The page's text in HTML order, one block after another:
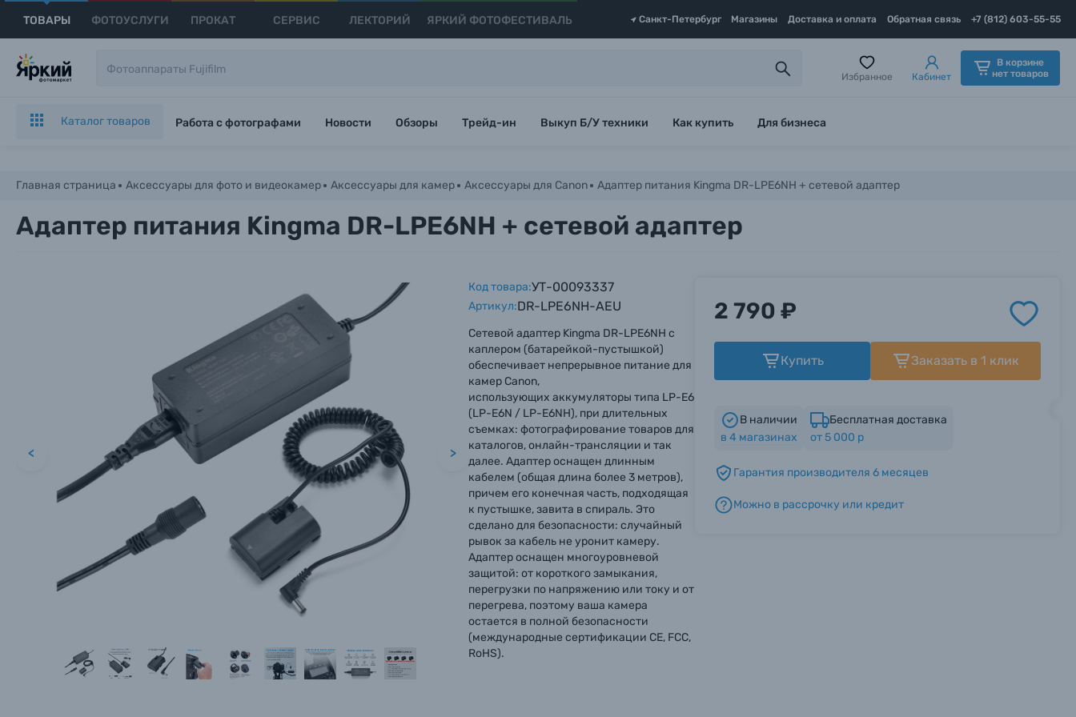
ТОВАРЫ ФОТОУСЛУГИ ПРОКАТ СЕРВИС ЛЕКТОРИЙ ЯРКИЙ ФОТОФЕСТИВАЛЬ Санкт-Петербург Магазины Доставка и оплата Обратная связь +7 (812) 603-55-55
Избранное Кабинет
В корзине
нет товаров
Каталог товаров Работа с фотографами Новости Обзоры Трейд-ин Выкуп Б/У техники Как купить Для бизнеса
Главная страница Аксессуары для фото и видеокамер Аксессуары для камер Аксессуары для Canon Адаптер питания Kingma DR-LPE6NH + сетевой адаптер
Адаптер питания Kingma DR-LPE6NH + сетевой адаптер
< >
Код товара:УТ-00093337
Артикул:DR-LPE6NH-AEU
Сетевой адаптер Kingma DR-LPE6NH с
каплером (батарейкой-пустышкой)
обеспечивает непрерывное питание для
камер Canon,
использующих аккумуляторы типа LP-E6
(LP-E6N / LP-E6NH), при длительных
съемках: фотографирование товаров для
каталогов, онлайн-трансляции и так
далее. Адаптер оснащен длинным
кабелем (общая длина более 3 метров),
причем его конечная часть, подходящая
к пустышке, завита в спираль. Это
сделано для безопасности: случайный
рывок за кабель не уронит камеру.
Адаптер оснащен многоуровневой
защитой: от короткого замыкания,
перегрузки по напряжению или току и от
перегрева, поэтому ваша камера
остается в полной безопасности
(международные сертификации CE, FCC,
RoHS).
2 790 ₽
Купить Заказать в 1 клик
В наличии
в 4 магазинах
Бесплатная доставка
от 5 000 р
Гарантия производителя 6 месяцев
Можно в рассрочку или кредит